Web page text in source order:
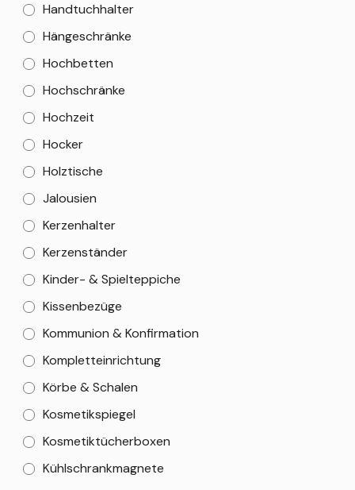
Handtuchhalter
Hängeschränke
Hochbetten
Hochschränke
Hochzeit
Hocker
Holztische
Jalousien
Kerzenhalter
Kerzenständer
Kinder- & Spielteppiche
Kissenbezüge
Kommunion & Konfirmation
Kompletteinrichtung
Körbe & Schalen
Kosmetikspiegel
Kosmetiktücherboxen
Kühlschrankmagnete